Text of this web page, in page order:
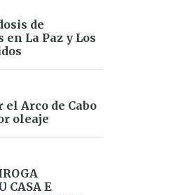
de
La Paz y Los
Arco de Cabo
oleaje
CASA E